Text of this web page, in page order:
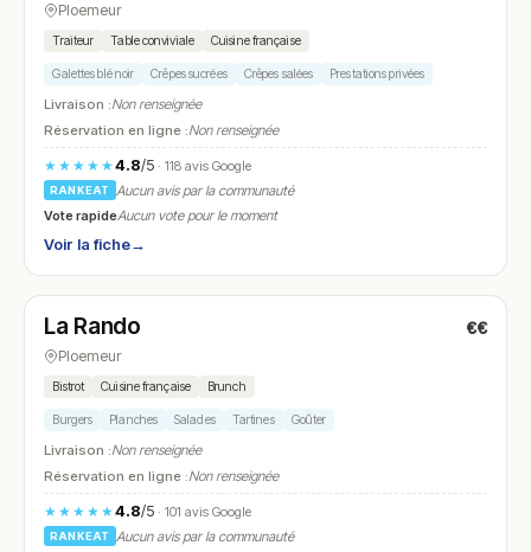
Ploemeur
Traiteur Table conviviale Cuisine française
Galettes blé noir Crêpes sucrées Crêpes salées Prestations privées
Livraison :Non renseignée
Réservation en ligne :Non renseignée
★★★★★4.8/5· 118 avis Google
RANKEAT
Aucun avis par la communauté
Vote rapideAucun vote pour le moment
Voir la fiche→
N° 9
La Rando €€
Ploemeur
Bistrot Cuisine française Brunch
Burgers Planches Salades Tartines Goûter
Livraison :Non renseignée
Réservation en ligne :Non renseignée
★★★★★4.8/5· 101 avis Google
RANKEAT Aucun avis par la communauté